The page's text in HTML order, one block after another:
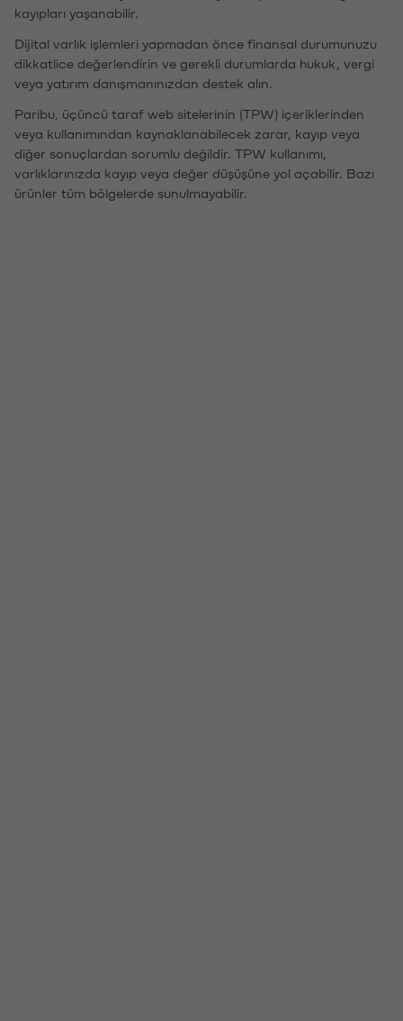
kayıpları yaşanabilir.
Dijital varlık işlemleri yapmadan önce finansal durumunuzu
dikkatlice değerlendirin ve gerekli durumlarda hukuk, vergi
veya yatırım danışmanınızdan destek alın.
Paribu, üçüncü taraf web sitelerinin (TPW) içeriklerinden
veya kullanımından kaynaklanabilecek zarar, kayıp veya
diğer sonuçlardan sorumlu değildir. TPW kullanımı,
varlıklarınızda kayıp veya değer düşüşüne yol açabilir. Bazı
ürünler tüm bölgelerde sunulmayabilir.